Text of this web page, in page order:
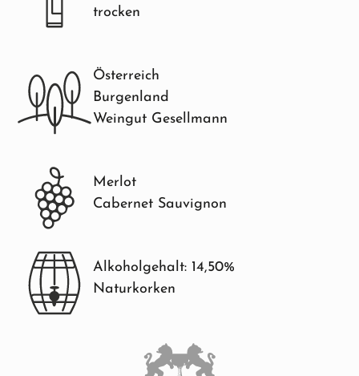
trocken
Österreich
Burgenland
Weingut Gesellmann
Merlot
Cabernet Sauvignon
Alkoholgehalt: 14,50%
Naturkorken